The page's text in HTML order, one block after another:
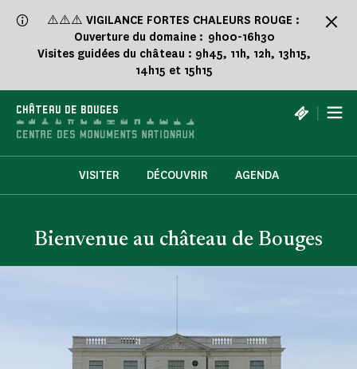
⚠️⚠️⚠️ VIGILANCE FORTES CHALEURS ROUGE :
Ouverture du domaine : 9h00-16h30
Visites guidées du château : 9h45, 11h, 12h, 13h15,
14h15 et 15h15
CHÂTEAU DE BOUGES |
VISITER DÉCOUVRIR AGENDA
Bienvenue au château de Bouges